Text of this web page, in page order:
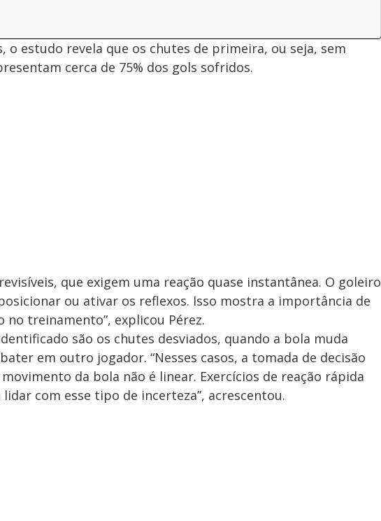
o estudo revela que os chutes de primeira, ou seja, sem
cerca de 75% dos gols sofridos.
que exigem uma reação quase instantânea. O goleiro
ou ativar os reflexos. Isso mostra a importância de
treinamento”, explicou Pérez.
são os chutes desviados, quando a bola muda
em outro jogador. “Nesses casos, a tomada de decisão
da bola não é linear. Exercícios de reação rápida
com esse tipo de incerteza”, acrescentou.